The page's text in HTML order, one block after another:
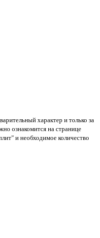
характер и только за
ознакомится на странице
и необходимое количество